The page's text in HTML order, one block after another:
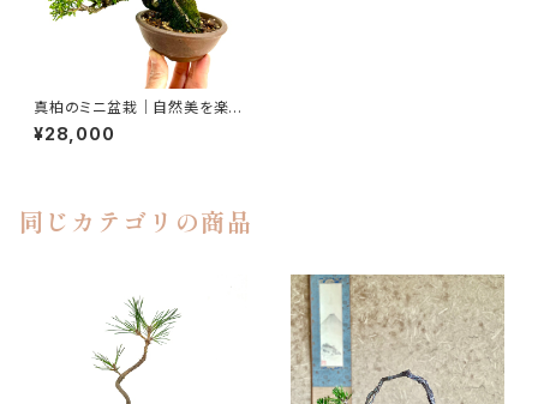
真柏のミニ盆栽｜自然美を楽し
む一鉢｜高さ約14cm
¥28,000
同じカテゴリの商品